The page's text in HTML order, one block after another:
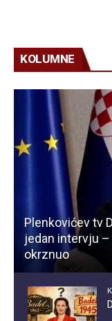
KOLUMNE
Plenkovićev tv
jedan intervju
okrznuo